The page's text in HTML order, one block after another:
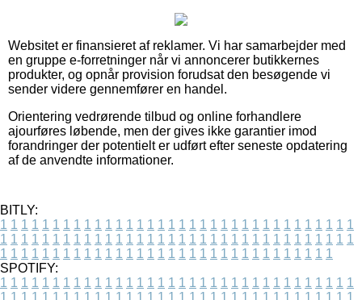
Websitet er finansieret af reklamer. Vi har samarbejder med
en gruppe e-forretninger når vi annoncerer butikkernes
produkter, og opnår provision forudsat den besøgende vi
sender videre gennemfører en handel.
Orientering vedrørende tilbud og online forhandlere
ajourføres løbende, men der gives ikke garantier imod
forandringer der potentielt er udført efter seneste opdatering
af de anvendte informationer.
BITLY:
1 1 1 1 1 1 1 1 1 1 1 1 1 1 1 1 1 1 1 1 1 1 1 1 1 1 1 1 1 1 1 1 1 1
1 1 1 1 1 1 1 1 1 1 1 1 1 1 1 1 1 1 1 1 1 1 1 1 1 1 1 1 1 1 1 1 1 1
1 1 1 1 1 1 1 1 1 1 1 1 1 1 1 1 1 1 1 1 1 1 1 1 1 1 1 1 1 1 1 1
SPOTIFY:
1 1 1 1 1 1 1 1 1 1 1 1 1 1 1 1 1 1 1 1 1 1 1 1 1 1 1 1 1 1 1 1 1 1
1 1 1 1 1 1 1 1 1 1 1 1 1 1 1 1 1 1 1 1 1 1 1 1 1 1 1 1 1 1 1 1 1 1